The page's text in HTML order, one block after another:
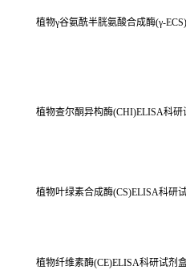
植物γ谷氨酰半胱氨酸合成酶(γ-
植物查尔酮异构酶(CHI)ELISA科研
植物叶绿素合成酶(CS)ELISA科研
植物纤维素酶(CE)ELISA科研试剂